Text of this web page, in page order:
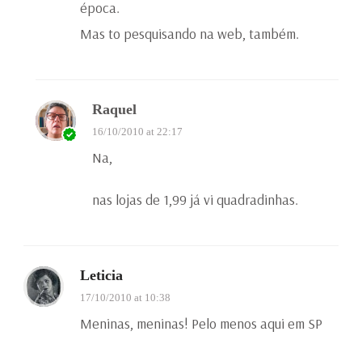
época.
Mas to pesquisando na web, também.
Raquel
16/10/2010 at 22:17
Na,
nas lojas de 1,99 já vi quadradinhas.
Leticia
17/10/2010 at 10:38
Meninas, meninas! Pelo menos aqui em SP